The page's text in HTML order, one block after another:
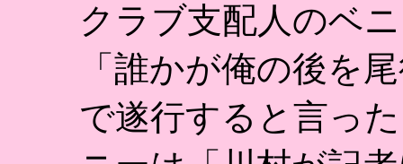
クラブ支配人のベ
「誰かが俺の後を
で遂行すると言っ